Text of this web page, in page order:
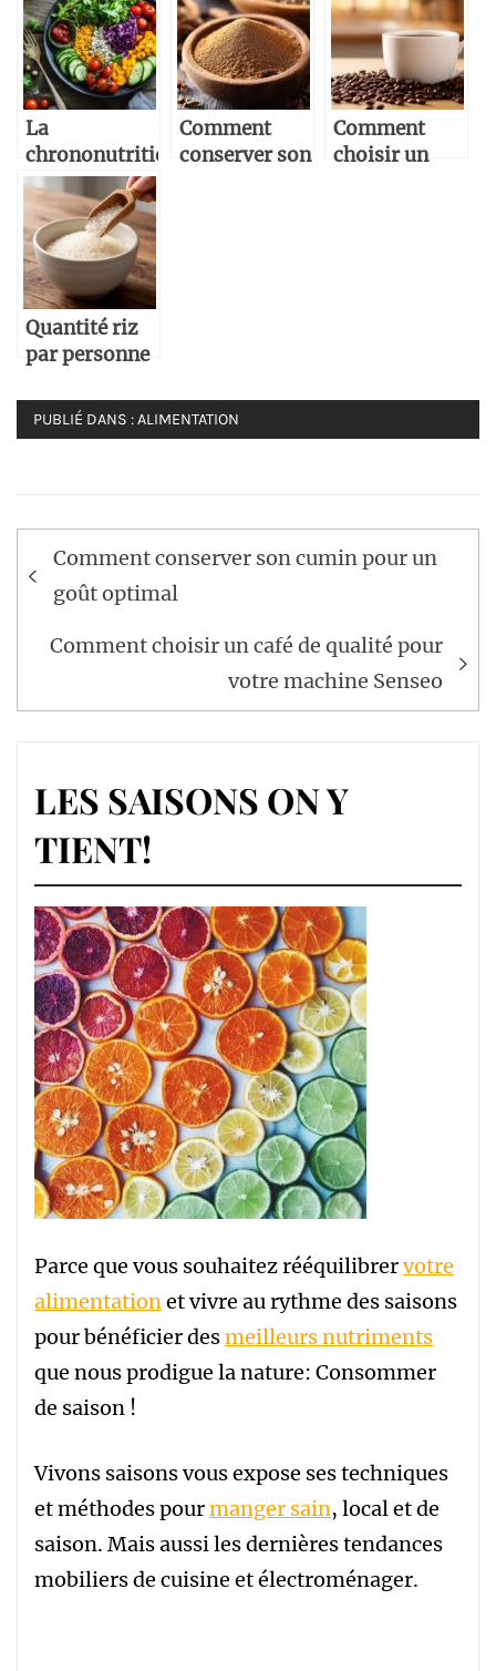
consommer
des sushis ?
Guide
complet des
regles
d’hygiene
pour les
preparer a la
maison
riz et devenir
incollable sur
cette céréale
sacrée
surgelées
pour tous les
goûts
La
chrononutrition
: le menu
idéal pour
une personne
de 1m65 pour
améliorer
votre
sommeil
Comment
conserver son
Comment
choisir un
Quantité riz
par personne
pour bien
doser du
PUBLIÉ DANS :ALIMENTATION
Navigation
de
l’article
Comment conserver son cumin pour un
goût optimal
Comment choisir un café de qualité pour
votre machine Senseo
LES SAISONS ON Y
TIENT!
Parce que vous souhaitez rééquilibrervotre
alimentationet vivre au rythme des saisons
pour bénéficier desmeilleurs nutriments
que nous prodigue la nature: Consommer
de saison !
Vivons saisons vous expose ses techniques
et méthodes pourmanger sain, local et de
saison. Mais aussi les dernières tendances
mobiliers de cuisine et électroménager.